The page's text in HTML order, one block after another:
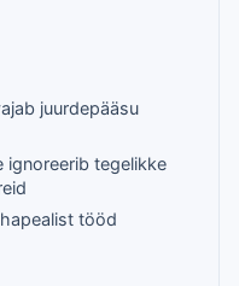
juurdepääsu
ignoreerib tegelikke
tööd